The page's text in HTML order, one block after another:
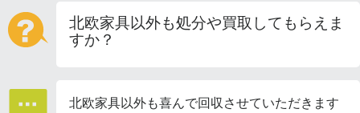
北欧家具以外も処分や買取してもらえま
すか？
北欧家具以外も喜んで回収させていただきます